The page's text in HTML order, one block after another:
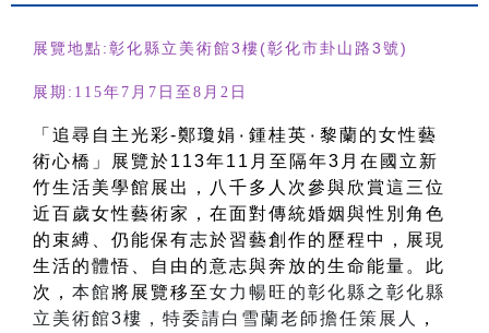
展覽地點:彰化縣立美術館3樓(彰化市卦山路3號)
展期:115年7月7日至8月2日
「追尋自主光彩-鄭瓊娟۰鍾桂英۰黎蘭的女性藝
術心橋」展覽於113年11月至隔年3月在國立新
竹生活美學館展出，八千多人次參與欣賞這三位
近百歲女性藝術家，在面對傳統婚姻與性別角色
的束縛、仍能保有志於習藝創作的歷程中，展現
生活的體悟、自由的意志與奔放的生命能量。此
次， 本館將展覽移至女力暢旺的彰化縣之彰化縣
立美術館3樓，特委請白雪蘭老師擔任策展人
，